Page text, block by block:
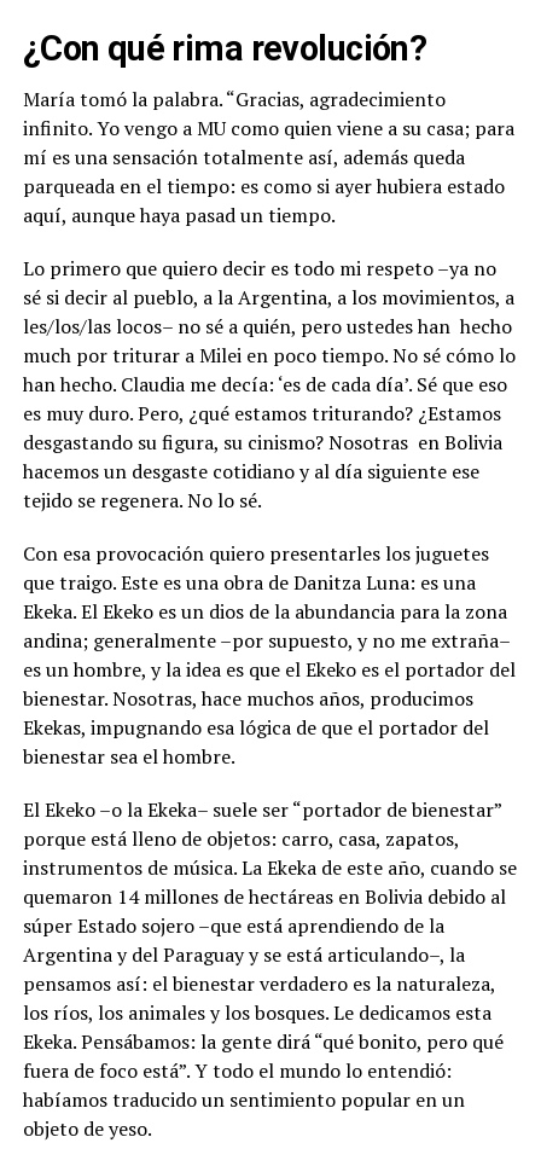
¿Con qué rima revolución?
María tomó la palabra. “Gracias, agradecimiento
infinito. Yo vengo a MU como quien viene a su casa; para
mí es una sensación totalmente así, además queda
parqueada en el tiempo: es como si ayer hubiera estado
aquí, aunque haya pasad un tiempo.
Lo primero que quiero decir es todo mi respeto –ya no
sé si decir al pueblo, a la Argentina, a los movimientos, a
les/los/las locos– no sé a quién, pero ustedes han hecho
much por triturar a Milei en poco tiempo. No sé cómo lo
han hecho. Claudia me decía: ‘es de cada día’. Sé que eso
es muy duro. Pero, ¿qué estamos triturando? ¿Estamos
desgastando su figura, su cinismo? Nosotras en Bolivia
hacemos un desgaste cotidiano y al día siguiente ese
tejido se regenera. No lo sé.
Con esa provocación quiero presentarles los juguetes
que traigo. Este es una obra de Danitza Luna: es una
Ekeka. El Ekeko es un dios de la abundancia para la zona
andina; generalmente –por supuesto, y no me extraña–
es un hombre, y la idea es que el Ekeko es el portador del
bienestar. Nosotras, hace muchos años, producimos
Ekekas, impugnando esa lógica de que el portador del
bienestar sea el hombre.
El Ekeko –o la Ekeka– suele ser “portador de bienestar”
porque está lleno de objetos: carro, casa, zapatos,
instrumentos de música. La Ekeka de este año, cuando se
quemaron 14 millones de hectáreas en Bolivia debido al
súper Estado sojero –que está aprendiendo de la
Argentina y del Paraguay y se está articulando–, la
pensamos así: el bienestar verdadero es la naturaleza,
los ríos, los animales y los bosques. Le dedicamos esta
Ekeka. Pensábamos: la gente dirá “qué bonito, pero qué
fuera de foco está”. Y todo el mundo lo entendió:
habíamos traducido un sentimiento popular en un
objeto de yeso.